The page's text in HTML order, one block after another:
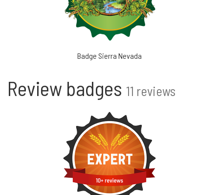
Badge Sierra Nevada
Review badges 11 reviews